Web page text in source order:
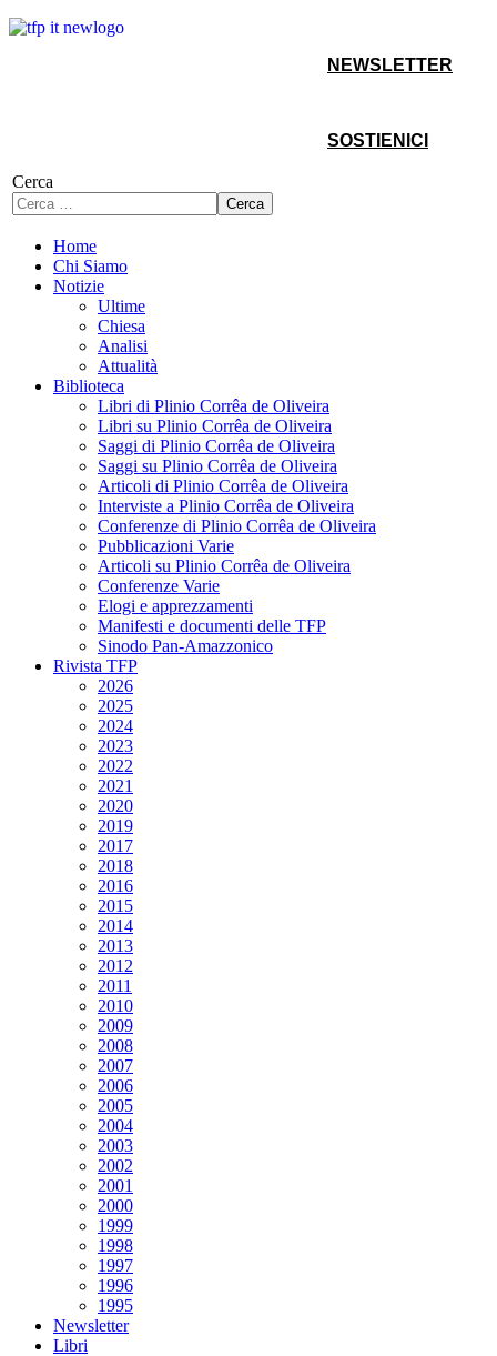
NEWSLETTER
SOSTIENICI
Cerca
Cerca
Home
Chi Siamo
Notizie
Ultime
Chiesa
Analisi
Attualità
Biblioteca
Libri di Plinio Corrêa de Oliveira
Libri su Plinio Corrêa de Oliveira
Saggi di Plinio Corrêa de Oliveira
Saggi su Plinio Corrêa de Oliveira
Articoli di Plinio Corrêa de Oliveira
Interviste a Plinio Corrêa de Oliveira
Conferenze di Plinio Corrêa de Oliveira
Pubblicazioni Varie
Articoli su Plinio Corrêa de Oliveira
Conferenze Varie
Elogi e apprezzamenti
Manifesti e documenti delle TFP
Sinodo Pan-Amazzonico
Rivista TFP
2026
2025
2024
2023
2022
2021
2020
2019
2017
2018
2016
2015
2014
2013
2012
2011
2010
2009
2008
2007
2006
2005
2004
2003
2002
2001
2000
1999
1998
1997
1996
1995
Newsletter
Libri